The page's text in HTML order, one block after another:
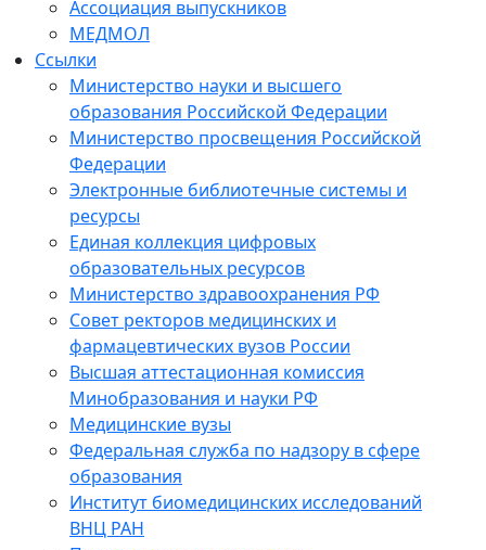
Ассоциация выпускников
МЕДМОЛ
Ссылки
Министерство науки и высшего
образования Российской Федерации
Министерство просвещения Российской
Федерации
Электронные библиотечные системы и
ресурсы
Единая коллекция цифровых
образовательных ресурсов
Министерство здравоохранения РФ
Совет ректоров медицинских и
фармацевтических вузов России
Высшая аттестационная комиссия
Минобразования и науки РФ
Медицинские вузы
Федеральная служба по надзору в сфере
образования
Институт биомедицинских исследований
ВНЦ РАН